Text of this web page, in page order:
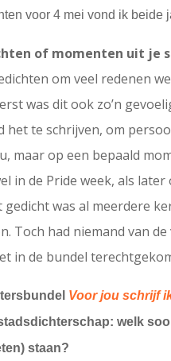
voor 4 mei vond ik
of momenten uit je
om veel redenen
was dit ook zo’n
het te schrijven, om
maar op een bepaald
in de Pride week, als
gedicht was al meerdere
Toch had niemand van
in de bundel
Voor jou schrijf
welk
staan?